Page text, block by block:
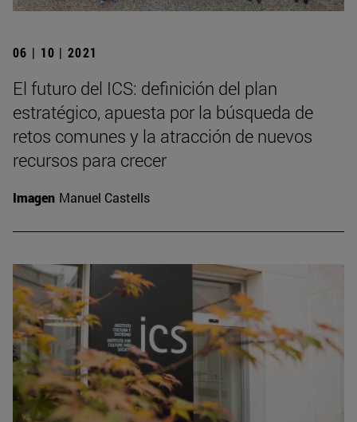
06 | 10 | 2021
El futuro del ICS: definición del plan
estratégico, apuesta por la búsqueda de
retos comunes y la atracción de nuevos
recursos para crecer
Imagen Manuel Castells